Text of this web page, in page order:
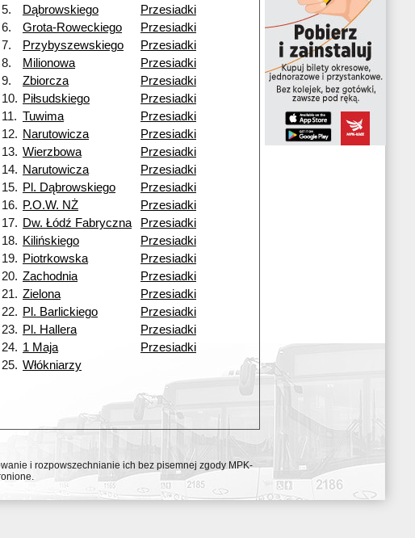
5. Dąbrowskiego
Przesiadki
6. Grota-Roweckiego
Przesiadki
7. Przybyszewskiego
Przesiadki
8. Milionowa
Przesiadki
9. Zbiorcza
Przesiadki
10. Piłsudskiego
Przesiadki
11. Tuwima
Przesiadki
12. Narutowicza
Przesiadki
13. Wierzbowa
Przesiadki
14. Narutowicza
Przesiadki
15. Pl. Dąbrowskiego
Przesiadki
16. P.O.W. NŻ
Przesiadki
17. Dw. Łódź Fabryczna
Przesiadki
18. Kilińskiego
Przesiadki
19. Piotrkowska
Przesiadki
20. Zachodnia
Przesiadki
21. Zielona
Przesiadki
22. Pl. Barlickiego
Przesiadki
23. Pl. Hallera
Przesiadki
24. 1 Maja
Przesiadki
25. Włókniarzy
i rozpowszechnianie ich bez pisemnej zgody MPK-